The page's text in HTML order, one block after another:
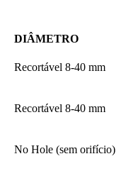
DIÂMETRO
Recortável 8-40 mm
Recortável 8-40 mm
No Hole (sem orifício)